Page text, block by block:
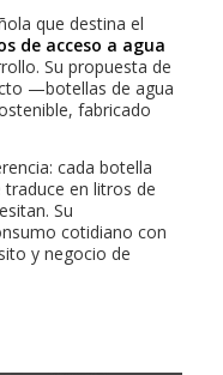
que destina el
de acceso a agua
Su propuesta de
—botellas de agua
fabricado
cada botella
en litros de
Su
cotidiano con
y negocio de